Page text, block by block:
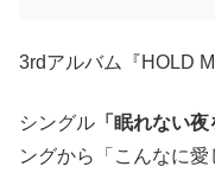
3rdアルバム『HOLD
シングル 「眠れない夜
ングから「こんなに